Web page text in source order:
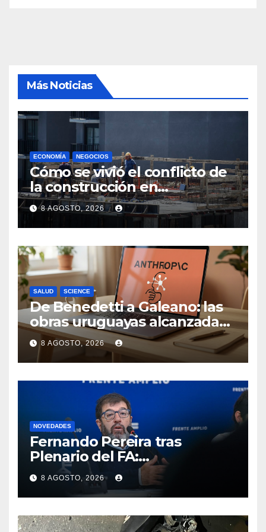
Más Noticias
ECONOMÍA NEGOCIOS
Cómo se vivió el conflicto de
la construcción en
Maldonado, un
departamento donde el
sector tiene sus
particularidades
8 AGOSTO, 2026
SALUD SCIENCE
De Benedetti a Galeano: las
obras uruguayas alcanzadas
por la demanda colectiva de
US$ 1.500 millones contra
Anthropic
8 AGOSTO, 2026
NOVEDADES
Fernando Pereira tras
Plenario del FA:
“Probablemente Orsi no
luzca tan bien en la tribuna”
como Lacalle Pou “pero en la
cancha gobierna mejor”
8 AGOSTO, 2026